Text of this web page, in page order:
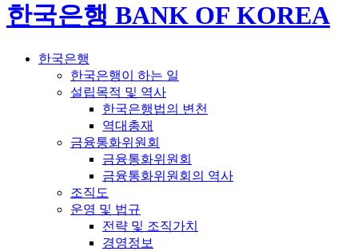
한국은행 BANK OF KOREA
한국은행
한국은행이 하는 일
설립목적 및 역사
한국은행법의 변천
역대총재
금융통화위원회
금융통화위원회
금융통화위원회의 역사
조직도
운영 및 법규
전략 및 조직가치
경영정보